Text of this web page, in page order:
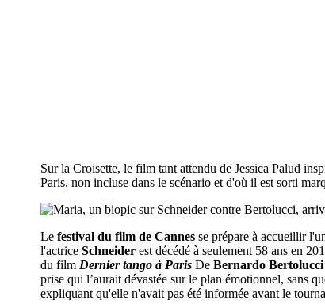
Sur la Croisette, le film tant attendu de Jessica Palud
Paris, non incluse dans le scénario et d'où il est sorti
Le festival du film de Cannes se prépare à accueillir
l'actrice Schneider est décédé à seulement 58 ans en
du film Dernier tango à Paris De Bernardo Bertolucci
prise qui l’aurait dévastée sur le plan émotionnel, sans
expliquant qu'elle n'avait pas été informée avant le